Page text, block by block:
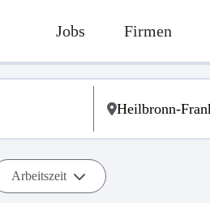
Jobs Firmen
Arbeitszeit